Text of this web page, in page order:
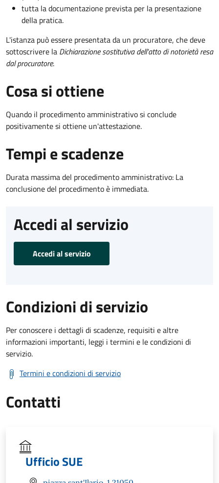
tutta la documentazione prevista per la presentazione
della pratica.
L'istanza può essere presentata da un procuratore, che deve
sottoscrivere la Dichiarazione sostitutiva dell'atto di notorietà resa
dal procuratore.
Cosa si ottiene
Quando il procedimento amministrativo si conclude
positivamente si ottiene un'attestazione.
Tempi e scadenze
Durata massima del procedimento amministrativo: La
conclusione del procedimento è immediata.
Accedi al servizio
Accedi al servizio
Condizioni di servizio
Per conoscere i dettagli di scadenze, requisiti e altre
informazioni importanti, leggi i termini e le condizioni di
servizio.
Termini e condizioni di servizio
Contatti
Ufficio SUE